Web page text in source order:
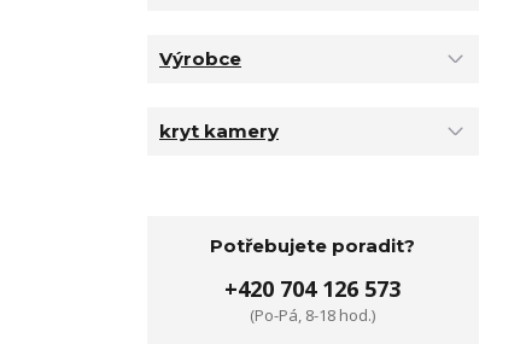
Výrobce
kryt kamery
Potřebujete poradit?
+420 704 126 573
(Po-Pá, 8-18 hod.)